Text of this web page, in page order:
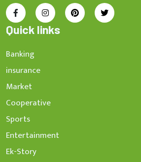
Quick links
Banking
insurance
Market
Cooperative
Sports
Entertainment
Ek-Story